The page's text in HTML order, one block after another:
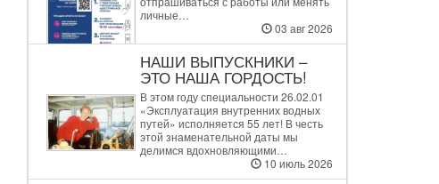
личные…
03 авг 2026
НАШИ ВЫПУСКНИКИ –
ЭТО НАША ГОРДОСТЬ!
В этом году специальности 26.02.01
«Эксплуатация внутренних водных
путей» исполняется 55 лет! В честь
этой знаменательной даты мы
делимся вдохновляющими…
10 июль 2026